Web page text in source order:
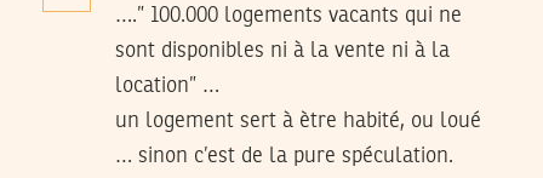
….” 100.000 logements vacants qui ne
sont disponibles ni à la vente ni à la
location” …
un logement sert à ètre habité, ou loué
… sinon c’est de la pure spéculation.